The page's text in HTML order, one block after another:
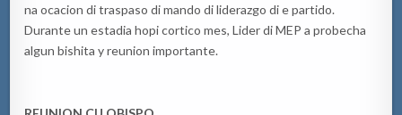
na ocacion di traspaso di mando di liderazgo di e partido.
Durante un estadia hopi cortico mes, Lider di MEP a probecha
algun bishita y reunion importante.